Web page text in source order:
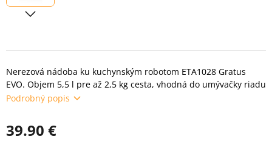
Nerezová nádoba ku kuchynským robotom ETA1028 Gratus
EVO. Objem 5,5 l pre až 2,5 kg cesta, vhodná do umývačky riadu
Podrobný popis
39.90 €